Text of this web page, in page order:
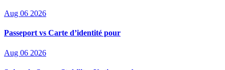
Aug 06 2026
Passeport vs Carte d’identité pour
Aug 06 2026